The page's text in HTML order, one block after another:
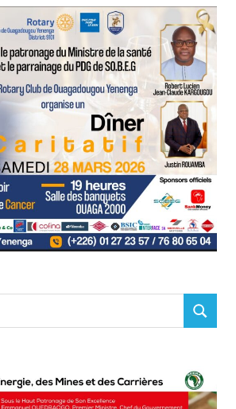
SEARCH